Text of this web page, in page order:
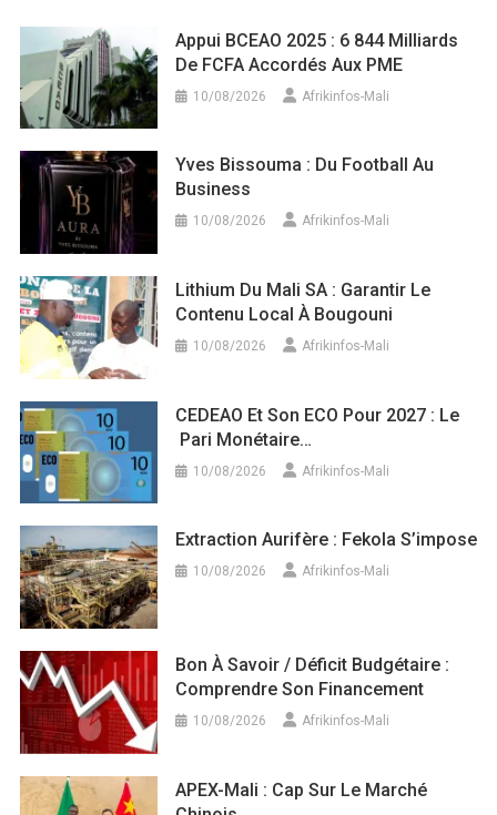
Appui BCEAO 2025 : 6 844 Milliards
De FCFA Accordés Aux PME
10/08/2026 Afrikinfos-Mali
Yves Bissouma : Du Football Au
Business
10/08/2026 Afrikinfos-Mali
Lithium Du Mali SA : Garantir Le
Contenu Local À Bougouni
10/08/2026 Afrikinfos-Mali
CEDEAO Et Son ECO Pour 2027 : Le
Pari Monétaire…
10/08/2026 Afrikinfos-Mali
Extraction Aurifère : Fekola S’impose
10/08/2026 Afrikinfos-Mali
Bon À Savoir / Déficit Budgétaire :
Comprendre Son Financement
10/08/2026 Afrikinfos-Mali
APEX-Mali : Cap Sur Le Marché